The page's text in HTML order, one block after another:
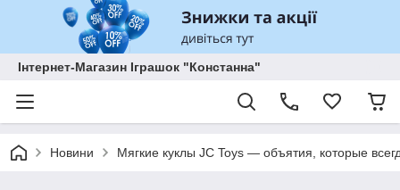
Інтернет-Магазин Іграшок "Констанна"
Новини Мягкие куклы JC Toys — объятия, которые